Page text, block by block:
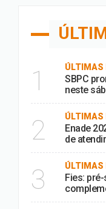
1 ÚLTIMAS
SBPC
neste
2 ÚLTIMAS
Enade
de
3 ÚLTIMAS
Fies: